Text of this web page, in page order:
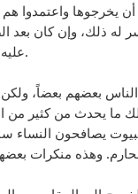
يخرجوها واعتمدوا هم
له ذلك، وإن كان بعد
عليه؛ لأنه معذور.
ما يحدث من كثير من
يصافحون النساء